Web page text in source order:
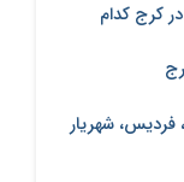
کرج کدام
شهریار